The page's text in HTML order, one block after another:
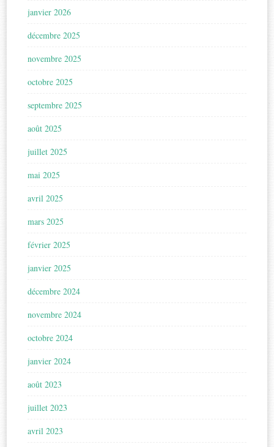
janvier 2026
décembre 2025
novembre 2025
octobre 2025
septembre 2025
août 2025
juillet 2025
mai 2025
avril 2025
mars 2025
février 2025
janvier 2025
décembre 2024
novembre 2024
octobre 2024
janvier 2024
août 2023
juillet 2023
avril 2023